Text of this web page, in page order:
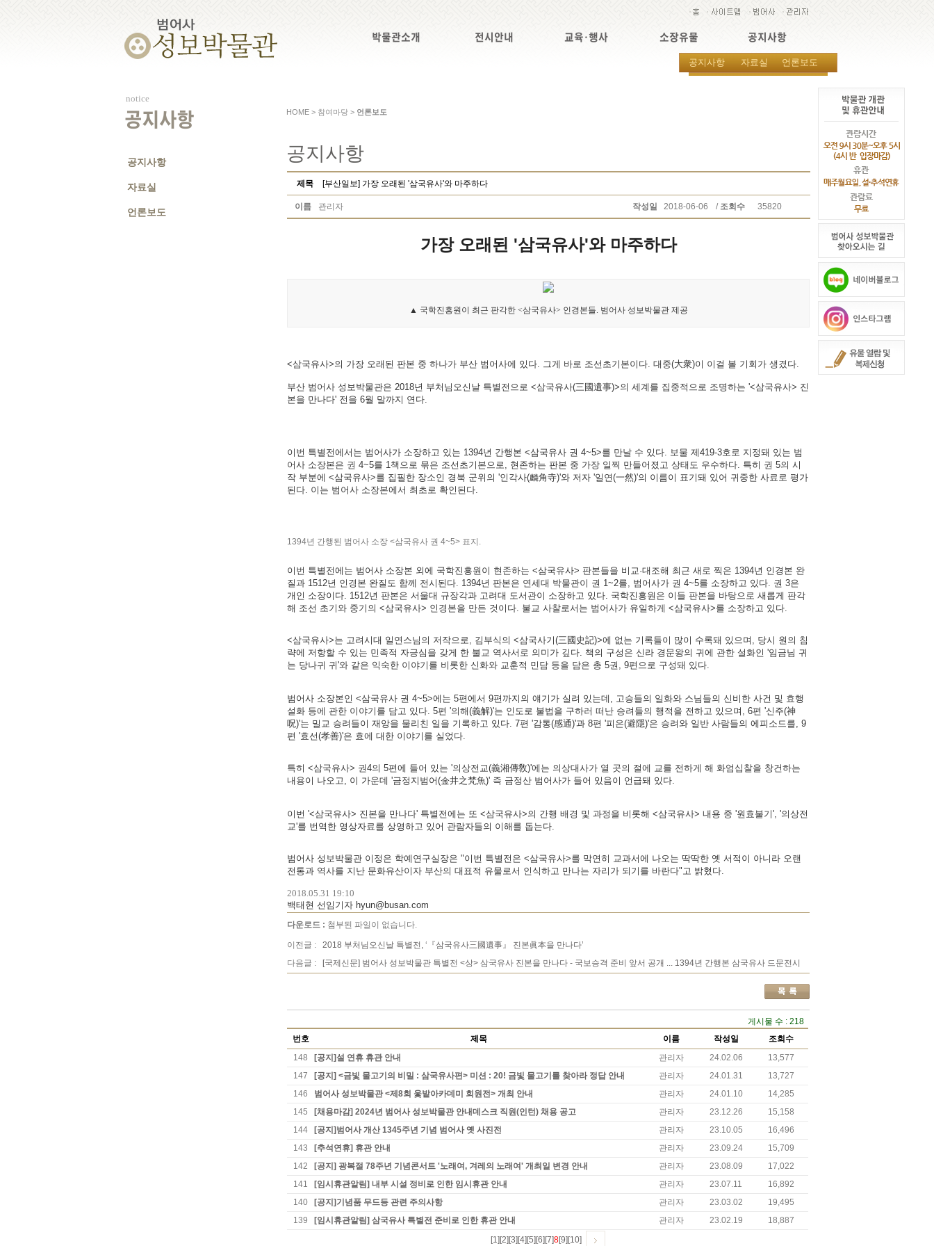
박물관소개 전시안내 교육·행사 소장유물 공지사항
공지사항 자료실 언론보도
notice
공지사항
공지사항
자료실
언론보도
HOME > 참여마당 > 언론보도
공지사항
제목 [부산일보] 가장 오래된 '삼국유사'와 마주하다
이름 관리자 작성일 2018-06-06 / 조회수 35820
가장 오래된 '삼국유사'와 마주하다
▲ 국학진흥원이 최근 판각한 <삼국유사> 인경본들. 범어사 성보박물관 제공
<삼국유사>의 가장 오래된 판본 중 하나가 부산 범어사에 있다. 그게 바로 조선초기본이다. 대중(大衆)이 이걸 볼 기회가 생겼다.
부산 범어사 성보박물관은 2018년 부처님오신날 특별전으로 <삼국유사(三國遺事)>의 세계를 집중적으로 조명하는 '<삼국유사> 진
본을 만나다' 전을 6월 말까지 연다.
이번 특별전에서는 범어사가 소장하고 있는 1394년 간행본 <삼국유사 권 4~5>를 만날 수 있다. 보물 제419-3호로 지정돼 있는 범
어사 소장본은 권 4~5를 1책으로 묶은 조선초기본으로, 현존하는 판본 중 가장 일찍 만들어졌고 상태도 우수하다. 특히 권 5의 시
작 부분에 <삼국유사>를 집필한 장소인 경북 군위의 '인각사(麟角寺)'와 저자 '일연(一然)'의 이름이 표기돼 있어 귀중한 사료로 평가
된다. 이는 범어사 소장본에서 최초로 확인된다.
1394년 간행된 범어사 소장 <삼국유사 권 4~5> 표지.
이번 특별전에는 범어사 소장본 외에 국학진흥원이 현존하는 <삼국유사> 판본들을 비교·대조해 최근 새로 찍은 1394년 인경본 완
질과 1512년 인경본 완질도 함께 전시된다. 1394년 판본은 연세대 박물관이 권 1~2를, 범어사가 권 4~5를 소장하고 있다. 권 3은
개인 소장이다. 1512년 판본은 서울대 규장각과 고려대 도서관이 소장하고 있다. 국학진흥원은 이들 판본을 바탕으로 새롭게 판각
해 조선 초기와 중기의 <삼국유사> 인경본을 만든 것이다. 불교 사찰로서는 범어사가 유일하게 <삼국유사>를 소장하고 있다.
<삼국유사>는 고려시대 일연스님의 저작으로, 김부식의 <삼국사기(三國史記)>에 없는 기록들이 많이 수록돼 있으며, 당시 원의 침
략에 저항할 수 있는 민족적 자긍심을 갖게 한 불교 역사서로 의미가 깊다. 책의 구성은 신라 경문왕의 귀에 관한 설화인 '임금님 귀
는 당나귀 귀'와 같은 익숙한 이야기를 비롯한 신화와 교훈적 민담 등을 담은 총 5권, 9편으로 구성돼 있다.
범어사 소장본인 <삼국유사 권 4~5>에는 5편에서 9편까지의 얘기가 실려 있는데, 고승들의 일화와 스님들의 신비한 사건 및 효행
설화 등에 관한 이야기를 담고 있다. 5편 '의해(義解)'는 인도로 불법을 구하러 떠난 승려들의 행적을 전하고 있으며, 6편 '신주(神
呪)'는 밀교 승려들이 재앙을 물리친 일을 기록하고 있다. 7편 '감통(感通)'과 8편 '피은(避隱)'은 승려와 일반 사람들의 에피소드를, 9
편 '효선(孝善)'은 효에 대한 이야기를 실었다.
특히 <삼국유사> 권4의 5편에 들어 있는 '의상전교(義湘傳敎)'에는 의상대사가 열 곳의 절에 교를 전하게 해 화엄십찰을 창건하는
내용이 나오고, 이 가운데 '금정지범어(金井之梵魚)' 즉 금정산 범어사가 들어 있음이 언급돼 있다.
이번 '<삼국유사> 진본을 만나다' 특별전에는 또 <삼국유사>의 간행 배경 및 과정을 비롯해 <삼국유사> 내용 중 '원효불기', '의상전
교'를 번역한 영상자료를 상영하고 있어 관람자들의 이해를 돕는다.
범어사 성보박물관 이정은 학예연구실장은 "이번 특별전은 <삼국유사>를 막연히 교과서에 나오는 딱딱한 옛 서적이 아니라 오랜
전통과 역사를 지난 문화유산이자 부산의 대표적 유물로서 인식하고 만나는 자리가 되기를 바란다"고 밝혔다.
2018.05.31 19:10
백태현 선임기자 hyun@busan.com
다운로드 : 첨부된 파일이 없습니다.
이전글 : 2018 부처님오신날 특별전, ‘『삼국유사三國遺事』 진본眞本을 만나다’
다음글 :
[국제신문] 범어사 성보박물관 특별전 <상> 삼국유사 진본을 만나다 - 국보승격 준비 앞서 공개 ... 1394년 간행본 삼국유사 드문전시
게시물 수 : 218
번호
제목 이름 작성일
조회수
148
[공지]설 연휴 휴관 안내 관리자 24.02.06
13,577
147
[공지] <금빛 물고기의 비밀 : 삼국유사편> 미션 : 20! 금빛 물고기를 찾아라 정답 안내 관리자 24.01.31
13,727
146
범어사 성보박물관 <제8회 옻밭아카데미 회원전> 개최 안내 관리자 24.01.10
14,285
145
[채용마감] 2024년 범어사 성보박물관 안내데스크 직원(인턴) 채용 공고 관리자 23.12.26
15,158
144
[공지]범어사 개산 1345주년 기념 범어사 옛 사진전 관리자 23.10.05
16,496
143
[추석연휴] 휴관 안내 관리자 23.09.24
15,709
142
[공지] 광복절 78주년 기념콘서트 '노래여, 겨레의 노래여' 개최일 변경 안내 관리자 23.08.09
17,022
141
[임시휴관알림] 내부 시설 정비로 인한 임시휴관 안내 관리자 23.07.11
16,892
140
[공지]기념품 무드등 관련 주의사항 관리자 23.03.02
19,495
139
[임시휴관알림] 삼국유사 특별전 준비로 인한 휴관 안내 관리자 23.02.19 18,887
[1] [2] [3] [4] [5] [6] [7]8[9] [10]